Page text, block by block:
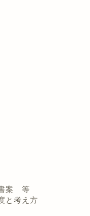
案 等
と考え方